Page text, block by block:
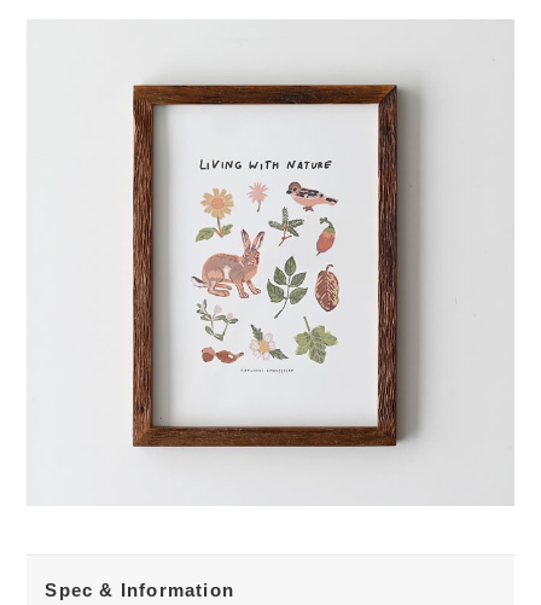
Spec & Information